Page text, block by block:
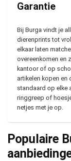
Garantie
Bij Burga vindt je
dierenprints tot
elkaar laten
overeenkomen en
kantoor of op
artikelen kopen en
standaard op elke
ringgreep of
netjes met je op.
Populaire